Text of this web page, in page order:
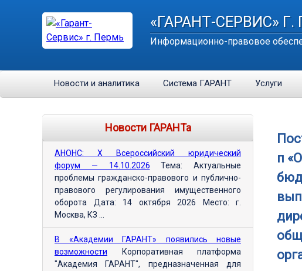
«ГАРАНТ-СЕРВИС»
Информационно-правовое
Новости и аналитика Система ГАРАНТ Услуги
п
Новости ГАРАНТа
АНОНС: Х Всероссийский юридический
форум — 14.10.2026 Тема: Актуальные
проблемы гражданско-правового и публично-
правового регулирования имущественного
оборота Дата: 14 октября 2026 Место: г.
Москва, КЗ ...
В «Академии ГАРАНТ» появились новые
возможности Корпоративная платформа
"Академия ГАРАНТ", предназначенная для